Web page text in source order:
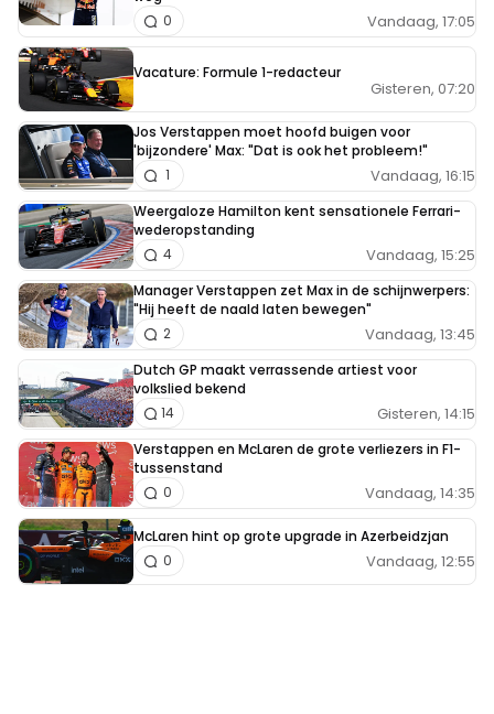
Vandaag, 17:05
0
Vacature: Formule 1-redacteur
Gisteren, 07:20
Jos Verstappen moet hoofd buigen voor
'bijzondere' Max: "Dat is ook het probleem!"
Vandaag, 16:15
1
Weergaloze Hamilton kent sensationele Ferrari-
wederopstanding
Vandaag, 15:25
4
Manager Verstappen zet Max in de schijnwerpers:
"Hij heeft de naald laten bewegen"
Vandaag, 13:45
2
Dutch GP maakt verrassende artiest voor
volkslied bekend
Gisteren, 14:15
14
Verstappen en McLaren de grote verliezers in F1-
tussenstand
Vandaag, 14:35
0
McLaren hint op grote upgrade in Azerbeidzjan
Vandaag, 12:55
0